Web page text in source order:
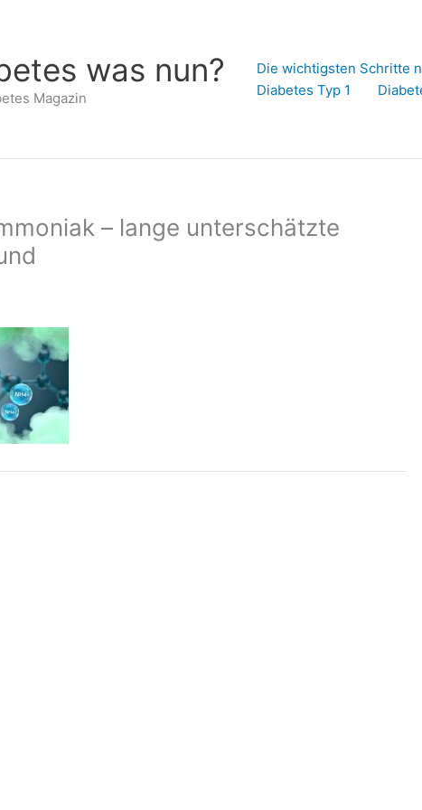
was nun?
Magazin
Die wichtigsten Schritte
Diabetes Typ 1
– lange unterschätzte